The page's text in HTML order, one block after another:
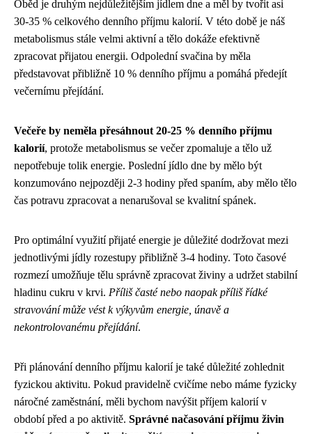
Oběd je druhým nejdůležitějším jídlem dne a měl by tvořit asi
30-35 % celkového denního příjmu kalorií. V této době je náš
metabolismus stále velmi aktivní a tělo dokáže efektivně
zpracovat přijatou energii. Odpolední svačina by měla
představovat přibližně 10 % denního příjmu a pomáhá předejít
večernímu přejídání.
Večeře by neměla přesáhnout 20-25 % denního příjmu
kalorií, protože metabolismus se večer zpomaluje a tělo už
nepotřebuje tolik energie. Poslední jídlo dne by mělo být
konzumováno nejpozději 2-3 hodiny před spaním, aby mělo tělo
čas potravu zpracovat a nenarušoval se kvalitní spánek.
Pro optimální využití přijaté energie je důležité dodržovat mezi
jednotlivými jídly rozestupy přibližně 3-4 hodiny. Toto časové
rozmezí umožňuje tělu správně zpracovat živiny a udržet stabilní
hladinu cukru v krvi. Příliš časté nebo naopak příliš řídké
stravování může vést k výkyvům energie, únavě a
nekontrolovanému přejídání.
Při plánování denního příjmu kalorií je také důležité zohlednit
fyzickou aktivitu. Pokud pravidelně cvičíme nebo máme fyzicky
náročné zaměstnání, měli bychom navýšit příjem kalorií v
období před a po aktivitě. Správné načasování příjmu živin